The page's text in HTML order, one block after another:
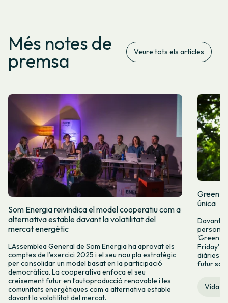
Més notes de
premsa Veure tots els articles
Som Energia reivindica el model cooperatiu com a
alternativa estable davant la volatilitat del
mercat energètic
L’Assemblea General de Som Energia ha aprovat els
comptes de l’exercici 2025 i el seu nou pla estratègic
per consolidar un model basat en la participació
democràtica. La cooperativa enfoca el seu
creixement futur en l’autoproducció renovable i les
comunitats energètiques com a alternativa estable
davant la volatilitat del mercat.
Green
única
Davant
'Green
Friday'
diàries i
futur
Vida